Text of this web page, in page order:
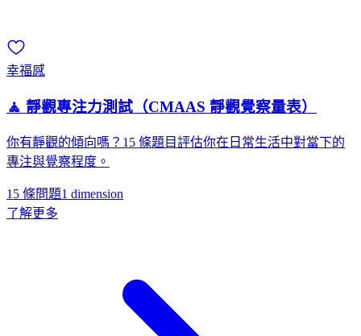
幸福感
🧘 靜觀專注力測試（CMAAS 靜觀覺察量表）
你有靜觀的傾向嗎？15 條題目評估你在日常生活中對當下的
專注與覺察程度。
15 條問題1 dimension
了解更多